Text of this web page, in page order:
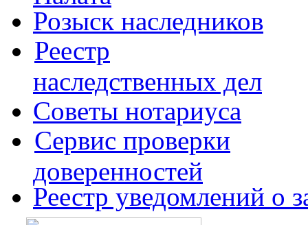
Розыск наследников
Реестр
наследственных дел
Советы нотариуса
Сервис проверки
доверенностей
Реестр уведомлений о